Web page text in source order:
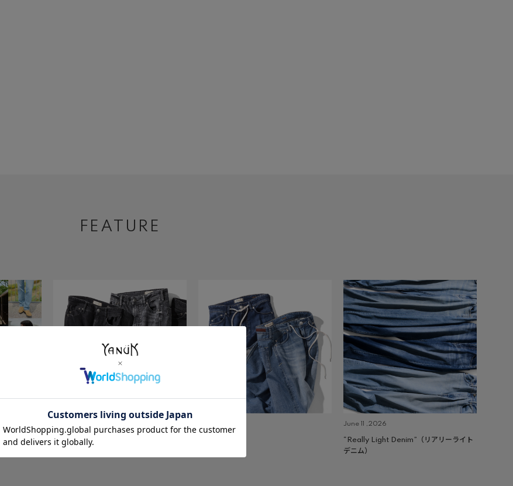
FEATURE
BLACK&GRAY DENIM
June 11 ,2026
“Really Light Denim”（リアリーライト
デニム）